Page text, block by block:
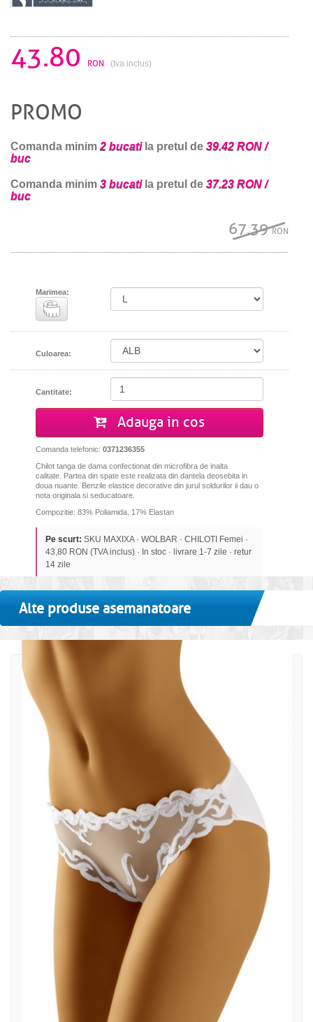
43.80 RON (tva inclus)
PROMO
Comanda minim 2 bucatila pretul de 39.42 RON /
buc
Comanda minim 3 bucatila pretul de 37.23 RON /
buc
67.39RON
Marimea:
Culoarea:
Cantitate:
Adauga in cos
Comanda telefonic: 0371236355
Chilot tanga de dama confectionat din microfibra de inalta
calitate. Partea din spate este realizata din dantela deosebita in
doua nuante. Benzile elastice decorativedin jurul soldurilor ii dau o
nota originala si seducatoare.
Compozitie: 83% Poliamida, 17% Elastan
Pe scurt: SKU MAXIXA · WOLBAR · CHILOTI Femei ·
43,80 RON (TVA inclus) · In stoc · livrare 1-7 zile · retur
14 zile
Alte produse asemanatoare